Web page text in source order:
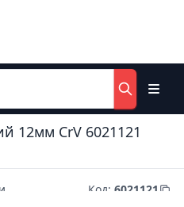
12мм CrV 6021121
Код: 6021121